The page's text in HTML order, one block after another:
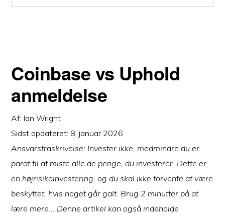
Coinbase vs Uphold
anmeldelse
Af: Ian Wright
Sidst opdateret: 8. januar 2026
Ansvarsfraskrivelse: Invester ikke, medmindre du er
parat til at miste alle de penge, du investerer. Dette er
en højrisikoinvestering, og du skal ikke forvente at være
beskyttet, hvis noget går galt. Brug 2 minutter på at
lære mere... Denne artikel kan også indeholde